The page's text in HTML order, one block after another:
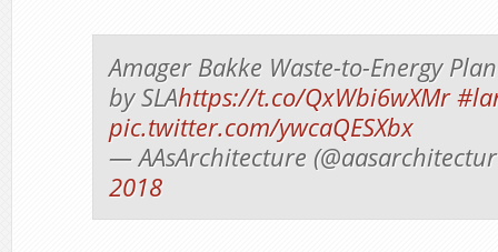
Amager Bakke Waste-to-Energy
by SLAhttps://t.co/QxWbi6wXMr
pic.twitter.com/ywcaQESXbx
— AAsArchitecture
2018